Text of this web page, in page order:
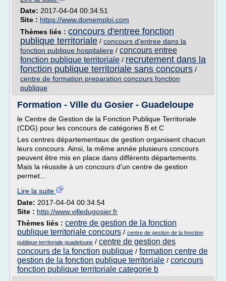
Date: 2017-04-04 00:34:51
Site : https://www.domemploi.com
Thèmes liés : concours d'entree fonction
publique territoriale / concours d'entree dans la
fonction publique hospitaliere / concours entree
fonction publique territoriale / recrutement dans la
fonction publique territoriale sans concours /
centre de formation preparation concours fonction
publique
Formation - Ville du Gosier - Guadeloupe
le Centre de Gestion de la Fonction Publique Territoriale
(CDG) pour les concours de catégories B et C
Les centres départementaux de gestion organisent chacun
leurs concours. Ainsi, la même année plusieurs concours
peuvent être mis en place dans différents départements.
Mais la réussite à un concours d'un centre de gestion
permet...
Lire la suite
Date: 2017-04-04 00:34:54
Site : http://www.villedugosier.fr
Thèmes liés : centre de gestion de la fonction
publique territoriale concours / centre de gestion de la fonction
publique territoriale guadeloupe / centre de gestion des
concours de la fonction publique / formation centre de
gestion de la fonction publique territoriale / concours
fonction publique territoriale categorie b